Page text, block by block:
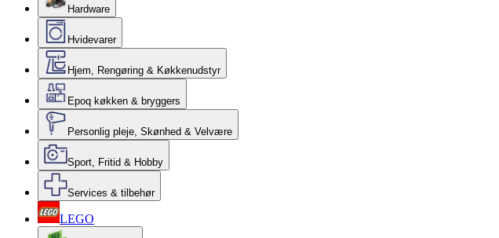
Hardware
Hvidevarer
Hjem, Rengøring & Køkkenudstyr
Epoq køkken & bryggers
Personlig pleje, Skønhed & Velvære
Sport, Fritid & Hobby
Services & tilbehør
LEGO